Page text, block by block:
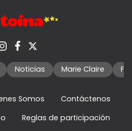
Noticias Marie Claire
Somos
Contáctenos
Reglas de participación